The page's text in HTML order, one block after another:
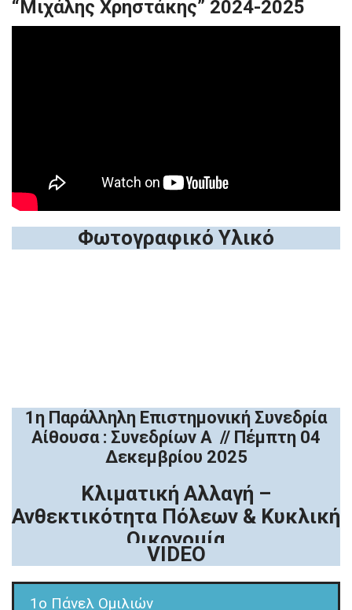
“Μιχάλης Χρηστάκης” 2024-2025
Φωτογραφικό Υλικό
1η Παράλληλη Επιστημονική Συνεδρία
Αίθουσα : Συνεδρίων Α // Πέμπτη 04
Δεκεμβρίου 2025
Κλιματική Αλλαγή –
Ανθεκτικότητα Πόλεων & Κυκλική
Οικονομία
VIDEO
1o Πάνελ Ομιλιών